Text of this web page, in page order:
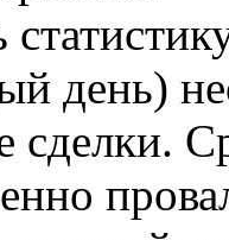
день)
сделки.